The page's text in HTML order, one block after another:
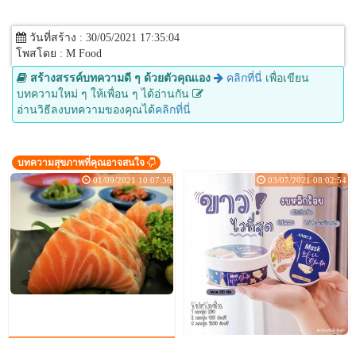
วันที่สร้าง : 30/05/2021 17:35:04
โพสโดย : M Food
สร้างสรรค์บทความดี ๆ ด้วยตัวคุณเอง คลิกที่นี่ เพื่อเขียน
บทความใหม่ ๆ ให้เพื่อน ๆ ได้อ่านกัน
อ่านวิธีลงบทความของคุณได้คลิกที่นี่
บทความสุขภาพที่คุณอาจสนใจ
01/09/2021 10:07:36 03/07/2021 08:02:54